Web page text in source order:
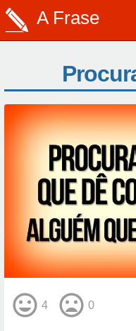
A Frase
4 0